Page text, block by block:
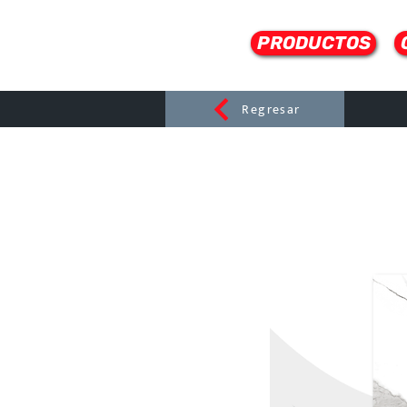
C
PRODUCTOS
Regresar